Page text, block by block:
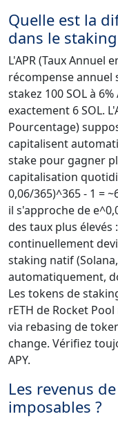
Quelle est la
dans le
L'APR (Taux Annuel
récompense annuel
stakez 100 SOL à
exactement 6 SOL.
Pourcentage)
capitalisent
stake pour gagner
capitalisation
0,06/365)^365 - 1 =
il s'approche de
des taux plus élevés
continuellement
staking natif
automatiquement,
Les tokens de
rETH de Rocket
via rebasing de
change. Vérifiez
APY.
Les revenus
imposables ?